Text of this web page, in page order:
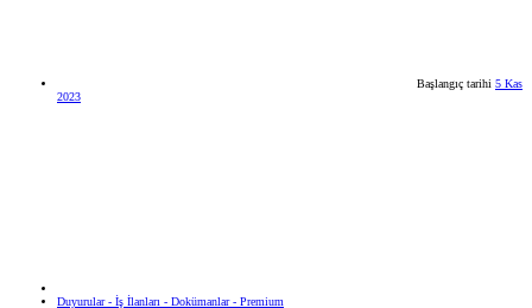
Başlangıç tarihi 5 Kas
2023
Duyurular - İş İlanları - Dokümanlar - Premium